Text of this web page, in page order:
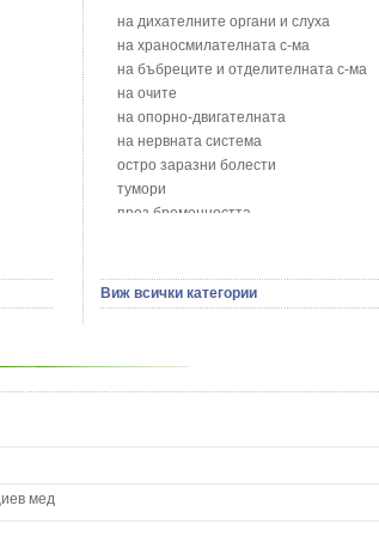
Блатен тъжник - Spirea ulmaria L.
Блян
Бобови шушулки - Phaseolus Vulgaris L.
Божур - Paeonia Decora
Борови връхчета - Pinus sylvestris
Босилек - Ocimum Basillicum
Брей - Tamus Communis
Брош - Rubia tinctorum L.
Бръшлян - Hedera helix L.
Бял имел - Viscum album L.
Бял оман - Inula Helenium L.
Бяла върба - Salix Аlba
на дихателните органи и слуха
на храносмилателната с-ма
на бъбреците и отделителната с-ма
на очите
на опорно-двигателната
на нервната система
остро заразни болести
тумори
през бременността
сексуални проблеми
на половите органи
Виж всички категории
мед